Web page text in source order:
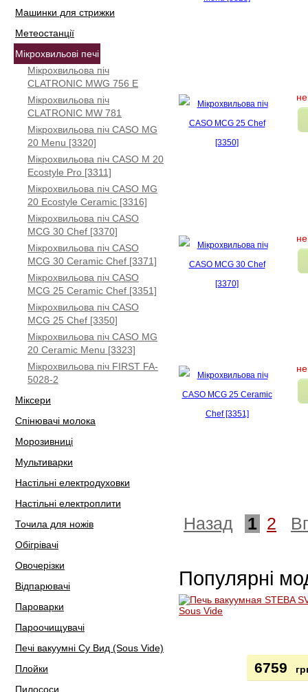
Машинки для стрижки
Метеостанції
Мікрохвильові печі
Мікрохвильова піч
CLATRONIC MWG 756 E
Мікрохвильова піч
CLATRONIC MW 781
Мікрохвильова піч CASO MG
20 Menu [3320]
Мікрохвильова піч CASO M 20
Ecostyle Pro [3311]
Мікрохвильова піч CASO MG
20 Ecostyle Ceramic [3316]
Мікрохвильова піч CASO
MCG 30 Chef [3370]
Мікрохвильова піч CASO
MCG 30 Ceramic Chef [3371]
Мікрохвильова піч CASO
MCG 25 Ceramic Chef [3351]
Мікрохвильова піч CASO
MCG 25 Chef [3350]
Мікрохвильова піч CASO MG
20 Ceramic Menu [3323]
Мікрохвильова піч FIRST FA-
5028-2
Міксери
Спінювачі молока
Морозивниці
Мультиварки
Настільні електродуховки
Настільні електроплити
Точила для ножів
Обігрівачі
Овочерізки
Відпарювачі
Пароварки
Пароочищувачі
Печі вакуумні Су Вид (Sous Vide)
Плойки
Пилососи
Назад 1 2
Популярні
6759